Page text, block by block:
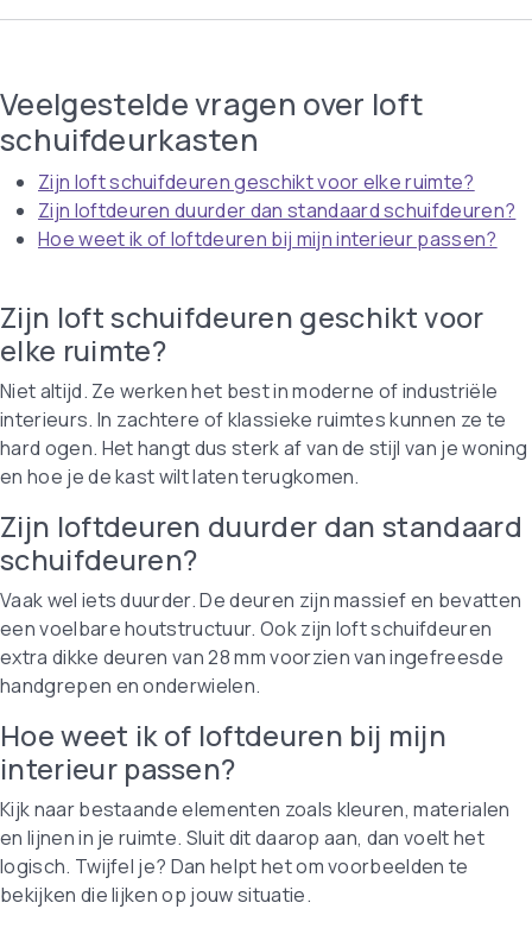
Veelgestelde vragen over loft
schuifdeurkasten
Zijn loft schuifdeuren geschikt voor elke ruimte?
Zijn loftdeuren duurder dan standaard schuifdeuren?
Hoe weet ik of loftdeuren bij mijn interieur passen?
Zijn loft schuifdeuren geschikt voor
elke ruimte?
Niet altijd. Ze werken het best in moderne of industriële
interieurs. In zachtere of klassieke ruimtes kunnen ze te
hard ogen. Het hangt dus sterk af van de stijl van je woning
en hoe je de kast wilt laten terugkomen.
Zijn loftdeuren duurder dan standaard
schuifdeuren?
Vaak wel iets duurder. De deuren zijn massief en bevatten
een voelbare houtstructuur. Ook zijn loft schuifdeuren
extra dikke deuren van 28 mm voorzien van ingefreesde
handgrepen en onderwielen.
Hoe weet ik of loftdeuren bij mijn
interieur passen?
Kijk naar bestaande elementen zoals kleuren, materialen
en lijnen in je ruimte. Sluit dit daarop aan, dan voelt het
logisch. Twijfel je? Dan helpt het om voorbeelden te
bekijken die lijken op jouw situatie.